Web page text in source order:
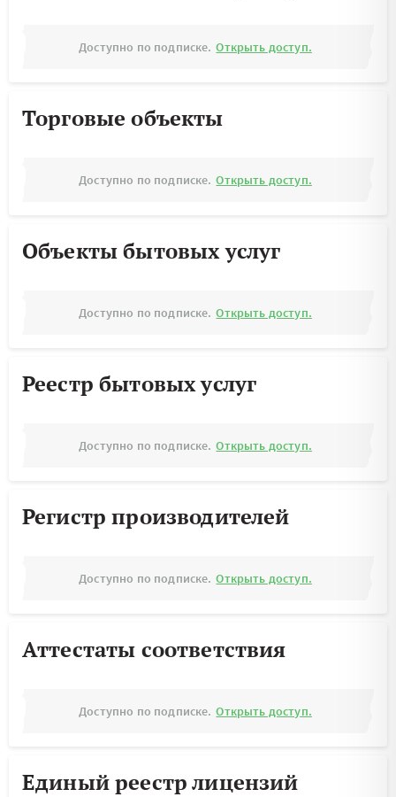
Доступно по подписке. Открыть доступ.
Торговые объекты
Доступно по подписке. Открыть доступ.
Объекты бытовых услуг
Доступно по подписке. Открыть доступ.
Реестр бытовых услуг
Доступно по подписке. Открыть доступ.
Регистр производителей
Доступно по подписке. Открыть доступ.
Аттестаты соответствия
Доступно по подписке. Открыть доступ.
Единый реестр лицензий